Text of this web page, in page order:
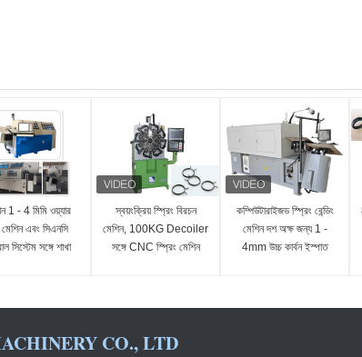
1 - 4 মিমি ওয়্যার
এবং সিএনসি
সিস্টেম সঙ্গে শাখা
স্বয়ংক্রিয় স্প্রিং বিরচন
মেশিন, 100KG Decoiler
সঙ্গে CNC স্প্রিং মেশিন
কম্পিউটারাইজড স্প্রিং বেন্ডিং
মেশিন দশ অক্ষ জন্য 1 -
4mm উচ্চ কার্বন ইস্পাত
CO., LTD